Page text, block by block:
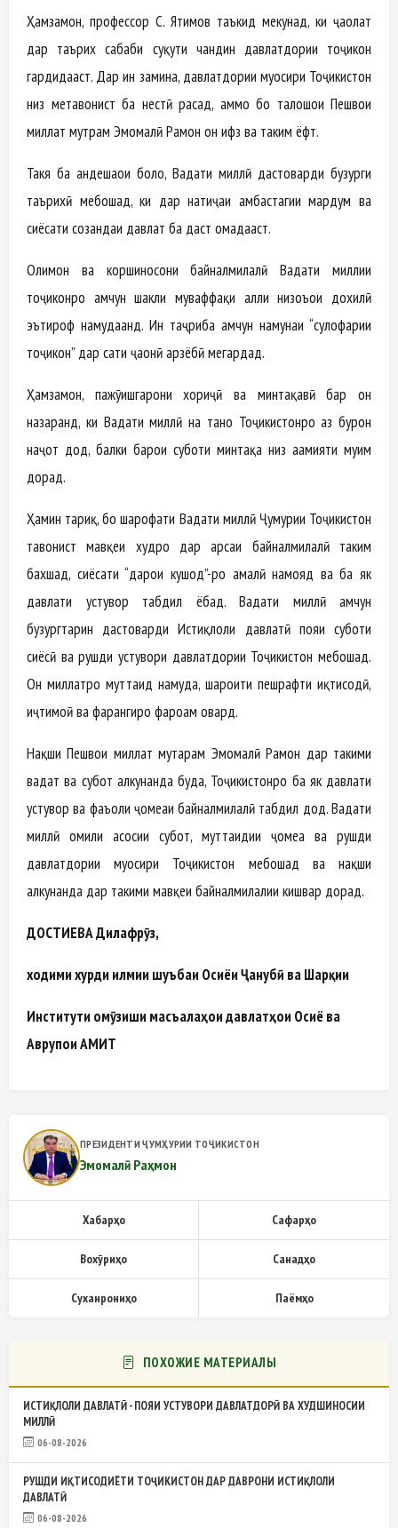
Ҳамзамон, профессор С. Ятимов таъкид мекунад, ки ҷаҳолат
дар таърих сабаби суқути чандин давлатдории тоҷикон
гардидааст. Дар ин замина, давлатдории муосири Тоҷикистон
низ метавонист ба нестӣ расад, аммо бо талошҳои Пешвои
миллат муҳтрам Эмомалӣ Раҳмон он ҳифз ва таҳким ёфт.
Такя ба андешаҳои боло, Ваҳдати миллӣ дастоварди бузурги
таърихӣ мебошад, ки дар натиҷаи ҳамбастагии мардум ва
сиёсати созандаи давлат ба даст омадааст.
Олимон ва коршиносони байналмилалӣ Ваҳдати миллии
тоҷиконро ҳамчун шакли муваффақи ҳалли низоъҳои дохилӣ
эътироф намудаанд. Ин таҷриба ҳамчун намунаи “сулҳофарии
тоҷикон” дар сатҳи ҷаҳонӣ арзёбӣ мегардад.
Ҳамзамон, пажӯҳишгарони хориҷӣ ва минтақавӣ бар он
назаранд, ки Ваҳдати миллӣ на танҳо Тоҷикистонро аз буҳрон
наҷот дод, балки барои суботи минтақа низ аҳамияти муҳим
дорад.
Ҳамин тариқ, бо шарофати Ваҳдати миллӣ Ҷумҳурии Тоҷикистон
тавонист мавқеи худро дар арсаи байналмилалӣ таҳким
бахшад, сиёсати “дарҳои кушод”-ро амалӣ намояд ва ба як
давлати устувор табдил ёбад. Ваҳдати миллӣ ҳамчун
бузургтарин дастоварди Истиқлоли давлатӣ пояи суботи
сиёсӣ ва рушди устувори давлатдории Тоҷикистон мебошад.
Он миллатро муттаҳид намуда, шароити пешрафти иқтисодӣ,
иҷтимоӣ ва фарҳангиро фароҳам овард.
Нақши Пешвои миллат муҳтарам Эмомалӣ Раҳмон дар таҳкими
ваҳдат ва субот ҳалкунанда буда, Тоҷикистонро ба як давлати
устувор ва фаъоли ҷомеаи байналмилалӣ табдил дод. Ваҳдати
миллӣ омили асосии субот, муттаҳидии ҷомеа ва рушди
давлатдории муосири Тоҷикистон мебошад ва нақши
ҳалкунанда дар таҳкими мавқеи байналмилалии кишвар дорад.
ДОСТИЕВА Дилафрӯз,
ходими хурди илмии шуъбаи Осиёи Ҷанубӣ ва Шарқии
Институти омӯзиши масъалаҳои давлатҳои Осиё ва
Аврупои АМИТ
ПРЕЗИДЕНТИ ҶУМҲУРИИ ТОҶИКИСТОН
Эмомалӣ Раҳмон
Хабарҳо Сафарҳо
Вохӯриҳо Санадҳо
Суханрониҳо Паёмҳо
ПОХОЖИЕ МАТЕРИАЛЫ
ИСТИҚЛОЛИ ДАВЛАТӢ - ПОЯИ УСТУВОРИ ДАВЛАТДОРӢ ВА ХУДШИНОСИИ
МИЛЛӢ
06-08-2026
РУШДИ ИҚТИСОДИЁТИ ТОҶИКИСТОН ДАР ДАВРОНИ ИСТИҚЛОЛИ
ДАВЛАТӢ
06-08-2026